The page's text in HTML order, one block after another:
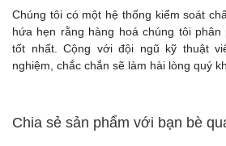
Chúng tôi có một hệ thống kiểm soát
hứa hẹn rằng hàng hoá chúng tôi
tốt nhất. Cộng với đội ngũ kỹ thuật
nghiệm, chắc chắn sẽ làm hài lòng quý
Chia sẻ sản phẩm với bạn bè